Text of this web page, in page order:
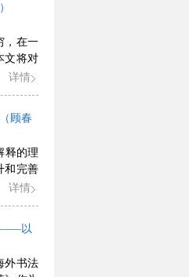
动性
体来
后网络
。但
作中的
，也
，在一
文将对
，从
如何
。
详情
顾春
释的理
和完善
典文
生态
哲学
释学的
详情
——以
外书法